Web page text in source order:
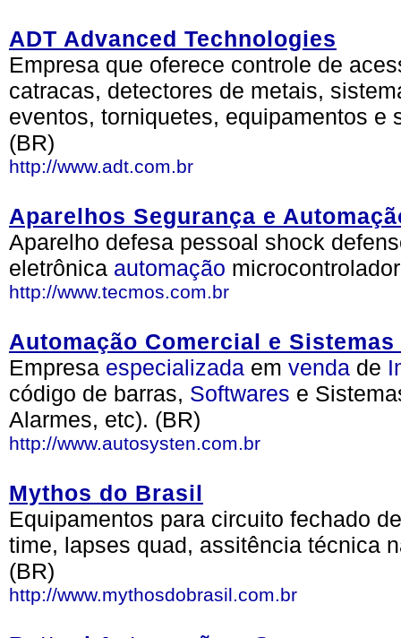
ADT Advanced Technologies
Empresa que oferece controle de
catracas, detectores de metais,
eventos, torniquetes, equipamentos e
(BR)
http://www.adt.com.br
Aparelhos Segurança e
Aparelho defesa pessoal shock
eletrônica automação
http://www.tecmos.com.br
Automação Comercial e
Empresa especializada em venda de
código de barras, Softwares e
Alarmes, etc). (BR)
http://www.autosysten.com.br
Mythos do Brasil
Equipamentos para circuito fechado
time, lapses quad, assitência técnica
(BR)
http://www.mythosdobrasil.com.br